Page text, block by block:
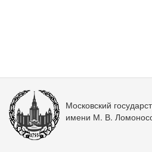
Московский
имени М. В.